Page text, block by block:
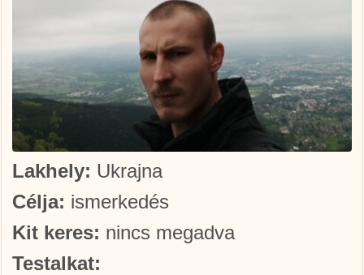
Lakhely: Ukrajna
Célja: ismerkedés
Kit keres: nincs megadva
Testalkat: